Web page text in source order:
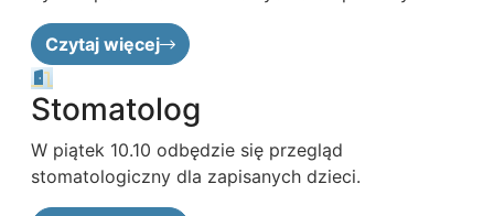
Czytaj więcej
Stomatolog
W piątek 10.10 odbędzie się przegląd
stomatologiczny dla zapisanych dzieci.